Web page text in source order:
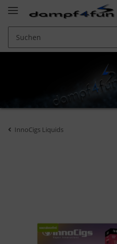
InnoCigs Liquids